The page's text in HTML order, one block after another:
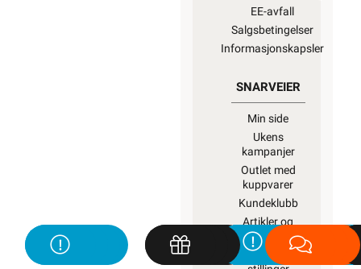
EE-avfall
Salgsbetingelser
Informasjonskapsler
SNARVEIER
Min side
Ukens
kampanjer
Outlet med
kuppvarer
Kundeklubb
Artikler og
guider
Ledige